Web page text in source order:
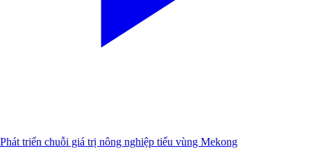
Phát triển chuỗi giá trị nông nghiệp tiểu vùng Mekong